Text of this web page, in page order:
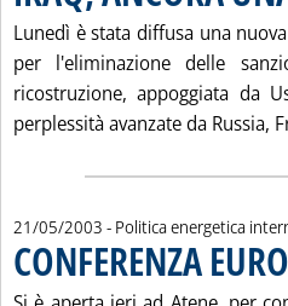
Lunedì è stata diffusa una
per l'eliminazione delle
ricostruzione, appoggiata da
perplessità avanzate da Russia,
21/05/2003 - Politica energetica
CONFERENZA